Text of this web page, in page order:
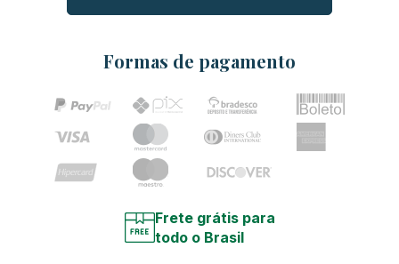
Formas de pagamento
Frete grátis para
todo o Brasil